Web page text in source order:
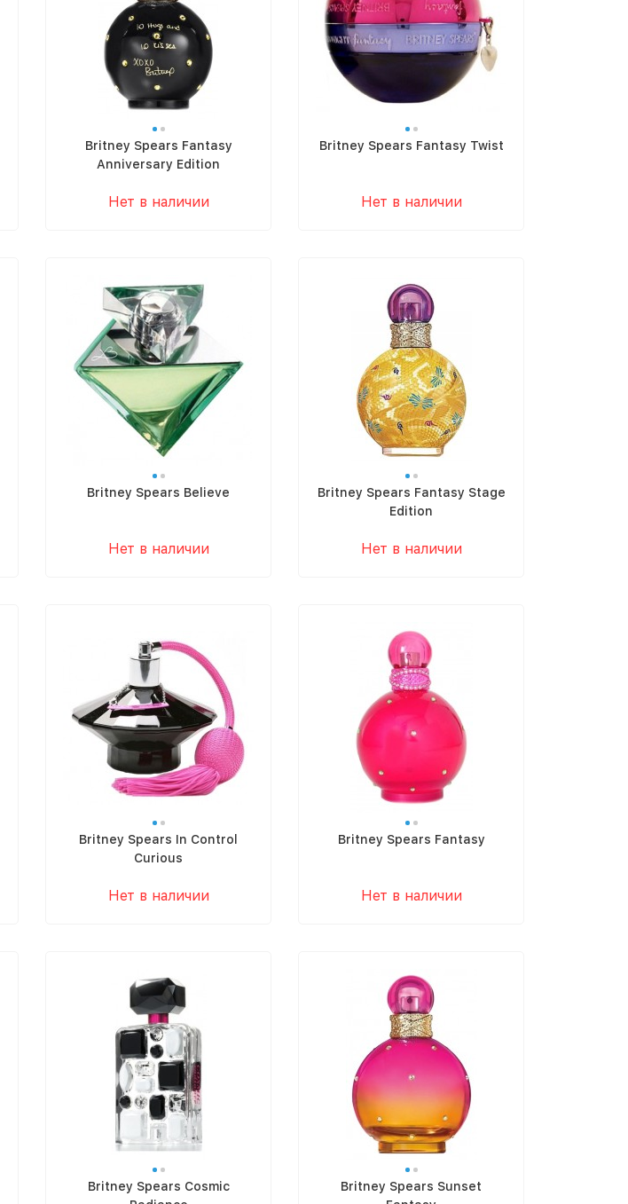
Britney Spears Fantasy
Anniversary Edition
Нет в наличии
Britney Spears Fantasy Twist
Нет в наличии
Britney Spears Believe
Нет в наличии
Britney Spears Fantasy Stage
Edition
Нет в наличии
Britney Spears In Control
Curious
Нет в наличии
Britney Spears Fantasy
Нет в наличии
Britney Spears Cosmic
Britney Spears Sunset